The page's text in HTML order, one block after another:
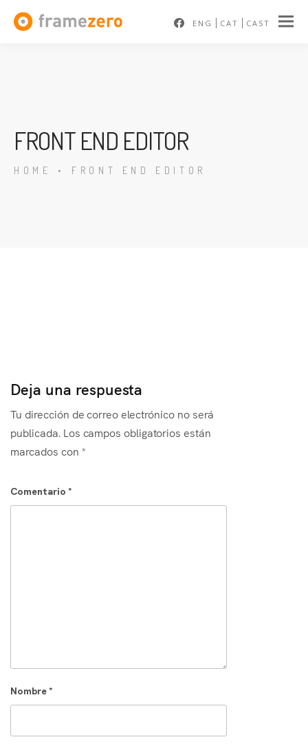
ENG CAT CAST
FRONT END EDITOR
HOME • FRONT END EDITOR
Deja una respuesta
Tu dirección de correo electrónico no será
publicada. Los campos obligatorios están
marcados con *
Comentario *
Nombre*